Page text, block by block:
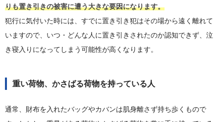
りも置き引きの被害に遭う大きな要因になります。
犯行に気付いた時には、すでに置き引き犯はその場から遠く離れて
いますので、いつ・どんな人に置き引きされたのか認知できず、泣
き寝入りになってしまう可能性が高くなります。
重い荷物、かさばる荷物を持っている人
通常、財布を入れたバッグやカバンは肌身離さず持ち歩くもので